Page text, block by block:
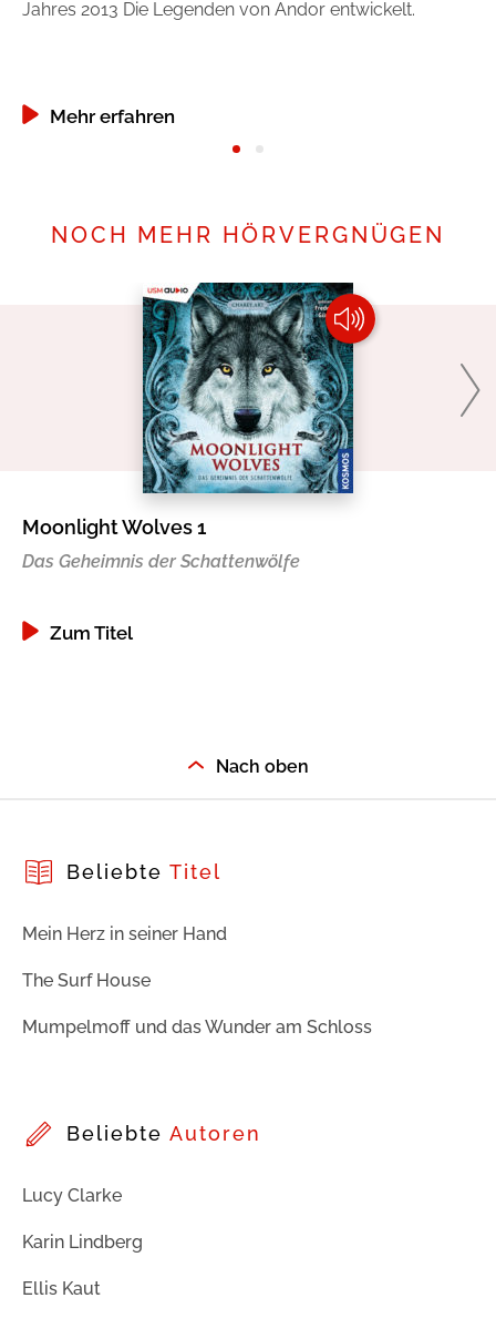
Jahres 2013 Die Legenden von Andor entwickelt.
Mehr erfahren
NOCH MEHR HÖRVERGNÜGEN
Moonlight Wolves 1
Das Geheimnis der Schattenwölfe
Zum Titel
Nach oben
Beliebte Titel
Mein Herz in seiner Hand
The Surf House
Mumpelmoff und das Wunder am Schloss
Beliebte Autoren
Lucy Clarke
Karin Lindberg
Ellis Kaut